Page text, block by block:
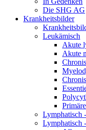
Die SHG AG
Krankheitsbilder
Leukämisch
Akute
Akute
Lymphatisch
Lymphatisch